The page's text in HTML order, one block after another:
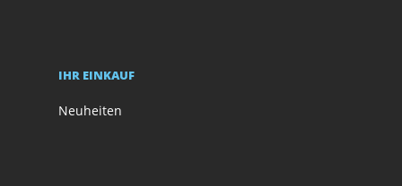
IHR EINKAUF
Neuheiten